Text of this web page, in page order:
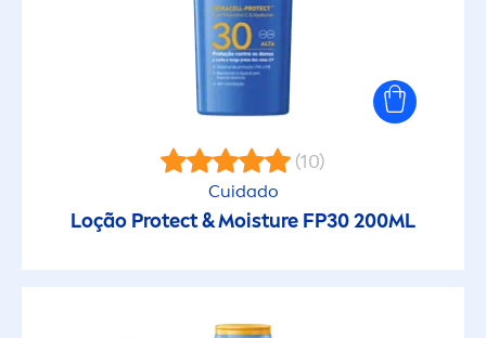
Proteção Solar Crianças
Protect & Bronze
Protect & Refresh
(10)
Cuidado
Loção Protect& Moisture FP30 200ML